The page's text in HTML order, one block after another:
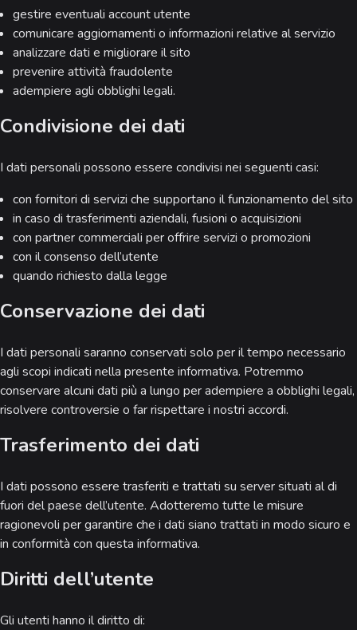
gestire eventuali account utente
comunicare aggiornamenti o informazioni relative al servizio
analizzare dati e migliorare il sito
prevenire attività fraudolente
adempiere agli obblighi legali.
Condivisione dei dati
I dati personali possono essere condivisi nei seguenti casi:
con fornitori di servizi che supportano il funzionamento del sito
in caso di trasferimenti aziendali, fusioni o acquisizioni
con partner commerciali per offrire servizi o promozioni
con il consenso dell’utente
quando richiesto dalla legge
Conservazione dei dati
I dati personali saranno conservati solo per il tempo necessario
agli scopi indicati nella presente informativa. Potremmo
conservare alcuni dati più a lungo per adempiere a obblighi legali,
risolvere controversie o far rispettare i nostri accordi.
Trasferimento dei dati
I dati possono essere trasferiti e trattati su server situati al di
fuori del paese dell’utente. Adotteremo tutte le misure
ragionevoli per garantire che i dati siano trattati in modo sicuro e
in conformità con questa informativa.
Diritti dell’utente
Gli utenti hanno il diritto di: